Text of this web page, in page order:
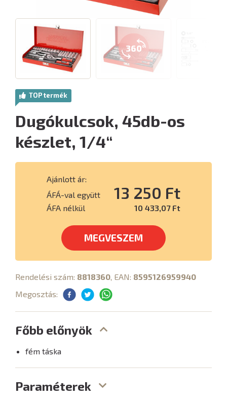
360°
TOP termék
Dugókulcsok, 45db-os
készlet, 1/4“
Ajánlott ár:
ÁFÁ-val együtt
13 250 Ft
ÁFA nélkül 10 433,07 Ft
MEGVESZEM
Rendelési szám: 8818360 , EAN: 8595126959940
Megosztás:
Főbb előnyök
fém táska
Paraméterek